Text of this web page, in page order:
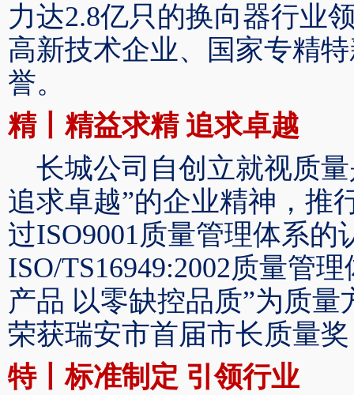
力达2.8亿只的换向器行业
高新技术企业、国家专精
誉。
精丨精益求精 追求卓越
长城公司自创立就视质
追求卓越”的企业精神，推
过ISO9001质量管理体系的
ISO/TS16949:2002质量管
产品 以零缺控品质”为质
荣获瑞安市首届市长质量
特丨标准制定 引领行业